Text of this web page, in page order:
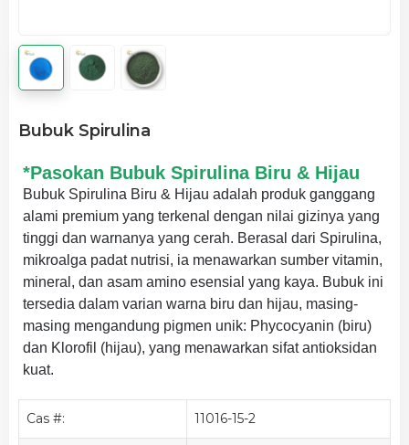
Bubuk Spirulina
*Pasokan Bubuk Spirulina Biru & Hijau
Bubuk Spirulina Biru & Hijau adalah produk ganggang
alami premium yang terkenal dengan nilai gizinya yang
tinggi dan warnanya yang cerah. Berasal dari Spirulina,
mikroalga padat nutrisi, ia menawarkan sumber vitamin,
mineral, dan asam amino esensial yang kaya. Bubuk ini
tersedia dalam varian warna biru dan hijau, masing-
masing mengandung pigmen unik: Phycocyanin (biru)
dan Klorofil (hijau), yang menawarkan sifat antioksidan
kuat.
Cas #: 11016-15-2